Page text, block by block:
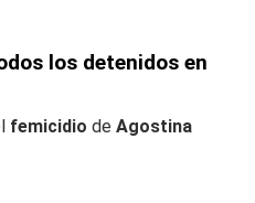
los detenidos en
femicidio de Agostina